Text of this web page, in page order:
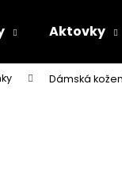
Aktovky
Dámská
Co